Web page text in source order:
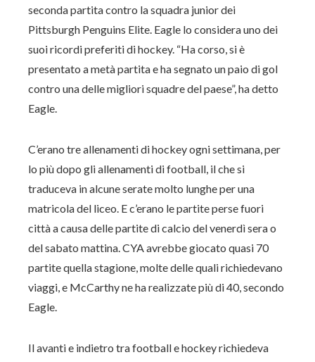
seconda partita contro la squadra junior dei
Pittsburgh Penguins Elite. Eagle lo considera uno dei
suoi ricordi preferiti di hockey. “Ha corso, si è
presentato a metà partita e ha segnato un paio di gol
contro una delle migliori squadre del paese”, ha detto
Eagle.
C’erano tre allenamenti di hockey ogni settimana, per
lo più dopo gli allenamenti di football, il che si
traduceva in alcune serate molto lunghe per una
matricola del liceo. E c’erano le partite perse fuori
città a causa delle partite di calcio del venerdì sera o
del sabato mattina. CYA avrebbe giocato quasi 70
partite quella stagione, molte delle quali richiedevano
viaggi, e McCarthy ne ha realizzate più di 40, secondo
Eagle.
Il avanti e indietro tra football e hockey richiedeva